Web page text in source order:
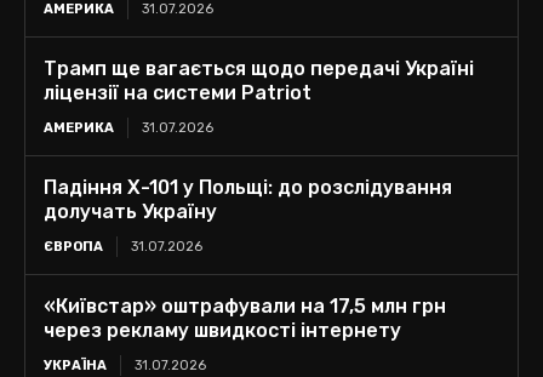
АМЕРИКА 31.07.2026
Трамп ще вагається щодо передачі Україні
ліцензії на системи Patriot
АМЕРИКА 31.07.2026
Падіння Х-101 у Польщі: до розслідування
долучать Україну
ЄВРОПА 31.07.2026
«Київстар» оштрафували на 17,5 млн грн
через рекламу швидкості інтернету
УКРАЇНА 31.07.2026